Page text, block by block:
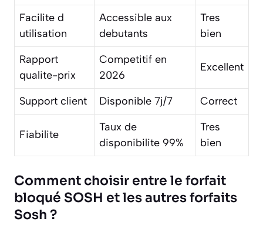
Facilite d
utilisation
Accessible aux
debutants
Tres
bien
Rapport
qualite-prix
Competitif en
2026
Excellent
Support client Disponible 7j/7 Correct
Fiabilite
Taux de
disponibilite 99%
Tres
bien
Comment choisir entre le forfait
bloqué SOSH et les autres forfaits
Sosh ?